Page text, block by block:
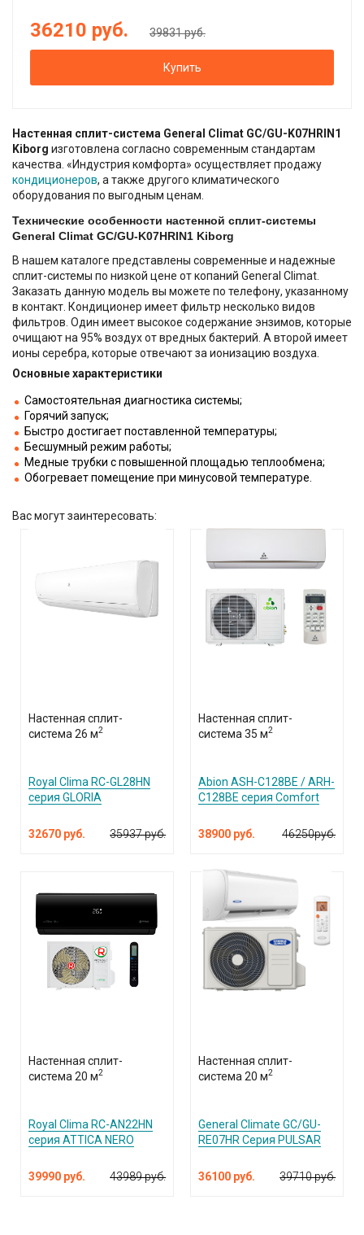
36210 руб. 39831 руб.
Купить
Настенная сплит-система General Climat GC/GU-K07HRIN1
Kiborg изготовлена согласно современным стандартам
качества. «Индустрия комфорта» осуществляет продажу
кондиционеров, а также другого климатического
оборудования по выгодным ценам.
Технические особенности настенной сплит-системы
General Climat GC/GU-K07HRIN1 Kiborg
В нашем каталоге представлены современные и надежные
сплит-системы по низкой цене от копаний General Climat.
Заказать данную модель вы можете по телефону, указанному
в контакт. Кондиционер имеет фильтр несколько видов
фильтров. Один имеет высокое содержание энзимов, которые
очищают на 95% воздух от вредных бактерий. А второй имеет
ионы серебра, которые отвечают за ионизацию воздуха.
Основные характеристики
Самостоятельная диагностика системы;
Горячий запуск;
Быстро достигает поставленной температуры;
Бесшумный режим работы;
Медные трубки с повышенной площадью теплообмена;
Обогревает помещение при минусовой температуре.
Вас могут заинтересовать:
Настенная сплит-
система 26 м2
Royal Clima RC-GL28HN
серия GLORIA
32670 руб. 35937 руб.
Настенная сплит-
система 35 м2
Abion ASH-C128BE / ARH-
C128BE серия Comfort
38900 руб. 46250руб.
Настенная сплит-
система 20 м2
Royal Clima RC-AN22HN
серия ATTICA NERO
39990 руб. 43989 руб.
Настенная сплит-
система 20 м2
General Climate GC/GU-
RE07HR Серия PULSAR
36100 руб. 39710 руб.